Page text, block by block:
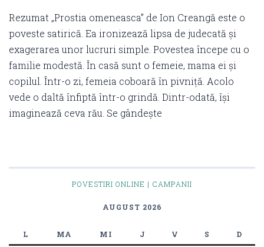
Rezumat „Prostia omeneasca” de Ion Creangă este o
poveste satirică. Ea ironizează lipsa de judecată și
exagerarea unor lucruri simple. Povestea începe cu o
familie modestă. În casă sunt o femeie, mama ei și
copilul. Într-o zi, femeia coboară în pivniță. Acolo
vede o daltă înfiptă într-o grindă. Dintr-odată, își
imaginează ceva rău. Se gândește
POVESTIRI ONLINE | CAMPANII
AUGUST 2026
L MA MI J V S D